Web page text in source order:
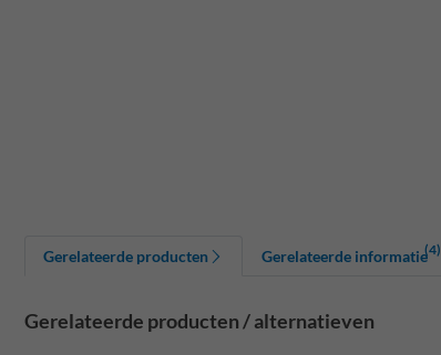
Gerelateerde producten Gerelateerde informatie(4)
Gerelateerde producten / alternatieven